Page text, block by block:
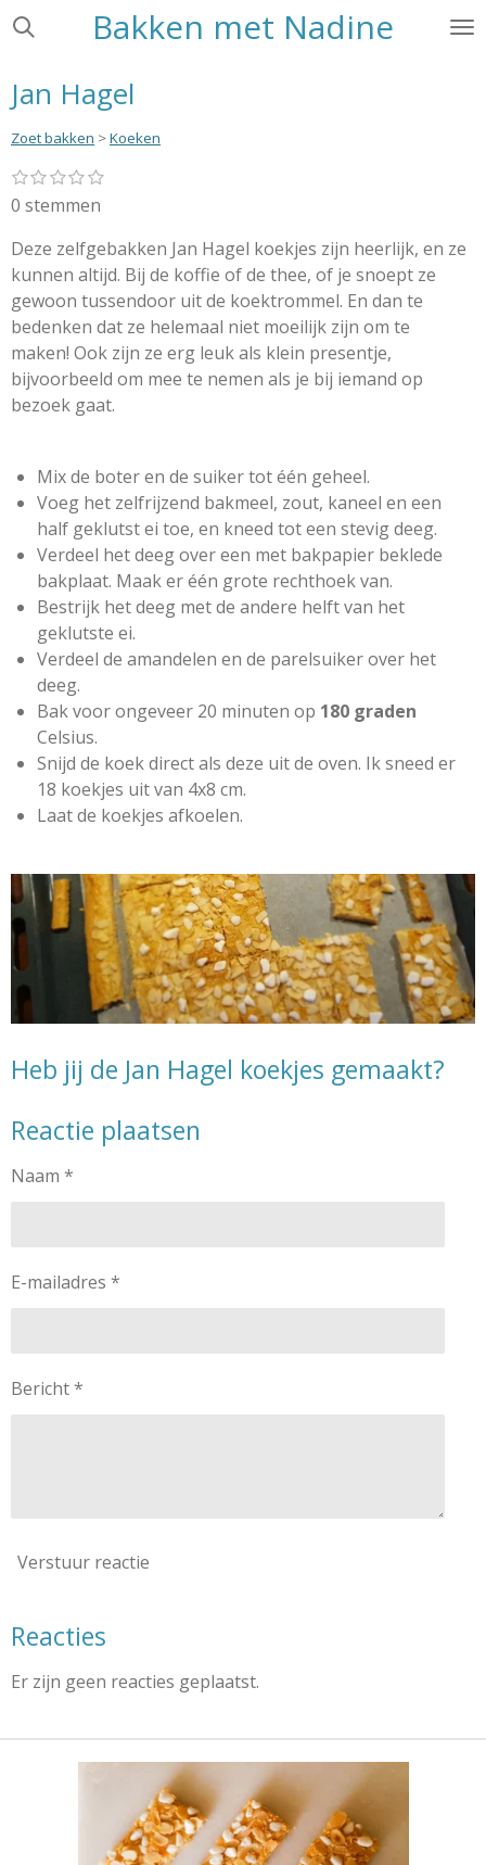
Ga
de
Bakken met Nadine
Jan Hagel
Zoet bakken >Koeken
R
a
i
n
g
:
0
s
t
1
s
t
r
2
t
r
r
e
n
3
t
r
r
e
n
4
t
r
r
e
n
5
t
r
r
e
n
S
m
m
e
n
0 stemmen
Deze zelfgebakken Jan Hagel koekjes zijn heerlijk, en ze
kunnen altijd. Bij de koffie of de thee, of je snoept ze
gewoon tussendoor uit de koektrommel. En dan te
bedenken dat ze helemaal niet moeilijk zijn om te
maken! Ook zijn ze erg leuk als klein presentje,
bijvoorbeeld om mee te nemen als je bij iemand op
bezoek gaat.
Mix de boter en de suiker tot één geheel.
Voeg het zelfrijzend bakmeel, zout, kaneel en een
half geklutst ei toe, en kneed tot een stevig deeg.
Verdeel het deeg over een met bakpapier beklede
bakplaat. Maak er één grote rechthoek van.
Bestrijk het deeg met de andere helft van het
geklutste ei.
Verdeel de amandelen en de parelsuiker over het
deeg.
Bak voor ongeveer 20 minuten op 180 graden
Celsius.
Snijd de koek direct als deze uit de oven. Ik sneed er
18 koekjes uit van 4x8 cm.
Laat de koekjes afkoelen.
Heb jij de Jan Hagel koekjes gemaakt?
Reactie plaatsen
Naam *
E-mailadres *
Bericht *
Verstuur reactie
Reacties
Er zijn geen reacties geplaatst.